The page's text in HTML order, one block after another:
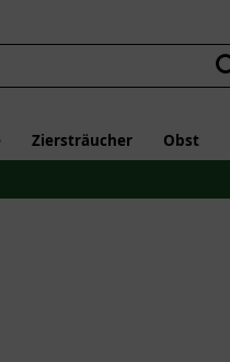
Ziersträucher Obst